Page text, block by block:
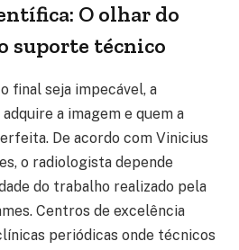
O olhar do
suporte técnico
final seja impecável, a
a imagem e quem a
De acordo com Vinicius
o radiologista depende
do trabalho realizado pela
Centros de excelência
periódicas onde técnicos